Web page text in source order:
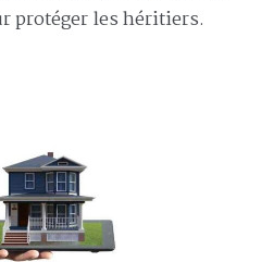
protéger les héritiers.